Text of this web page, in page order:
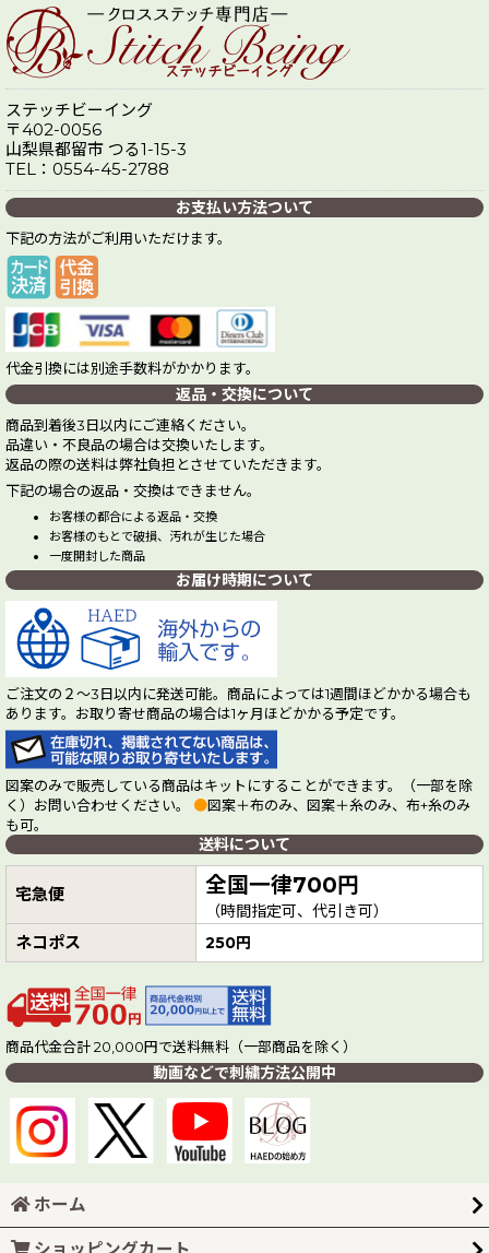
ステッチビーイング
〒402-0056
山梨県都留市 つる1-15-3
TEL：0554-45-2788
お支払い方法ついて
下記の方法がご利用いただけます。
代金引換には別途手数料がかかります。
返品・交換について
商品到着後3日以内にご連絡ください。
品違い・不良品の場合は交換いたします。
返品の際の送料は弊社負担とさせていただきます。
下記の場合の返品・交換はできません。
お客様の都合による返品・交換
お客様のもとで破損、汚れが生じた場合
一度開封した商品
お届け時期について
ご注文の２～3日以内に発送可能。商品によっては1週間ほどかかる場合も
あります。お取り寄せ商品の場合は1ヶ月ほどかかる予定です。
図案のみで販売している商品はキットにすることができます。（一部を除
く）お問い合わせください。 ●図案＋布のみ、図案＋糸のみ、布+糸のみ
も可。
送料について
宅急便 全国一律700円
（時間指定可、代引き可）
ネコポス 250円
商品代金合計 20,000円で送料無料（一部商品を除く）
動画などで刺繍方法公開中
ホーム